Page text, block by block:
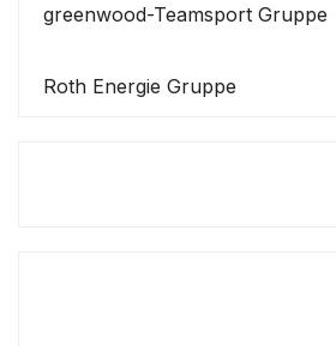
greenwood-Teamsport Gruppe
Roth Energie Gruppe